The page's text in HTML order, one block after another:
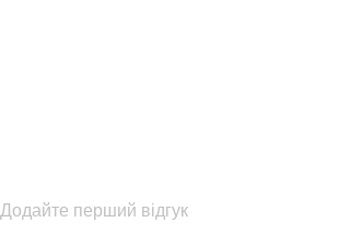
Додайте перший відгук